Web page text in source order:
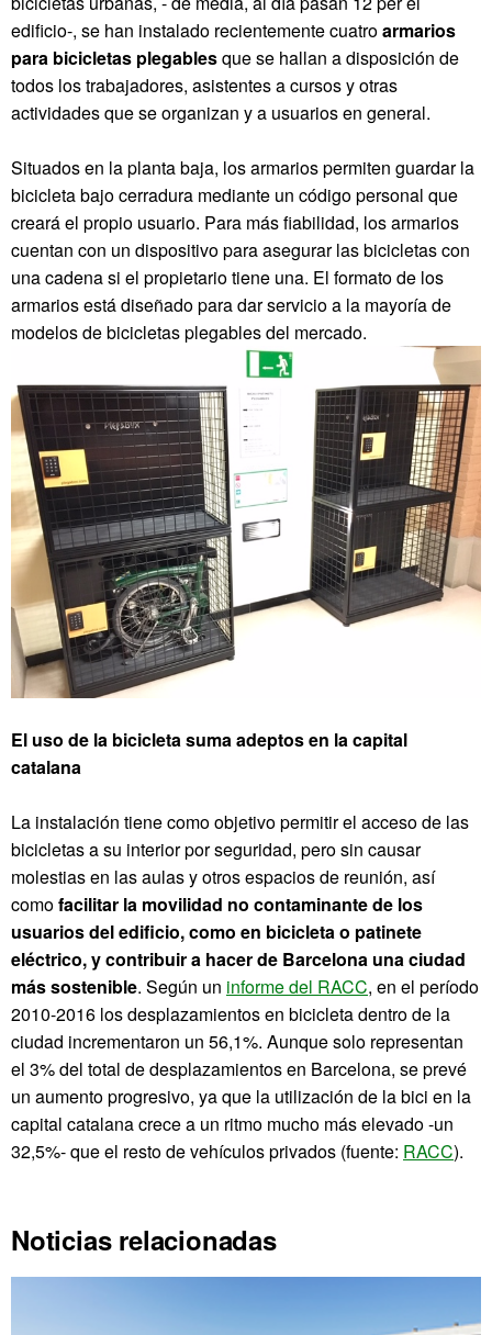
edificio-, se han instalado recientemente cuatroarmarios
para bicicletas plegablesque se hallan a disposición de
todos los trabajadores, asistentes a cursos y otras
actividades que se organizan y a usuarios en general.
Situados en la planta baja, los armarios permiten guardar la
bicicleta bajo cerradura mediante un código personal que
creará el propio usuario. Para más fiabilidad, los armarios
cuentan con un dispositivo para asegurar las bicicletas con
una cadena si el propietario tiene una. El formato de los
armarios está diseñado para dar servicio a la mayoría de
modelos de bicicletas plegables del mercado.
El uso de la bicicleta suma adeptos en la capital
catalana
La instalación tiene como objetivo permitir el acceso de las
bicicletas a su interior por seguridad, pero sin causar
molestias en las aulas y otros espacios de reunión, así
comofacilitar la movilidad no contaminante de los
usuarios del edificio, como en bicicleta o patinete
eléctrico, y contribuir a hacer de Barcelona una ciudad
más sostenible. Según un informe del RACC, en el período
2010-2016 los desplazamientos en bicicleta dentro de la
ciudad incrementaron un 56,1%. Aunque solo representan
el 3% del total de desplazamientos en Barcelona, se prevé
un aumento progresivo, ya que la utilización de la bici en la
capital catalana crece a un ritmo mucho más elevado -un
32,5%- que el resto de vehículos privados (fuente: RACC).
Noticias relacionadas